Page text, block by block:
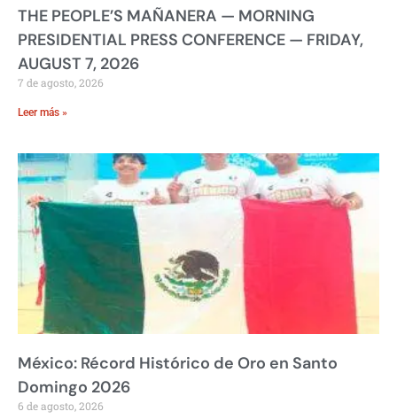
THE PEOPLE’S MAÑANERA — MORNING
PRESIDENTIAL PRESS CONFERENCE — FRIDAY,
AUGUST 7, 2026
7 de agosto, 2026
Leer más »
México: Récord Histórico de Oro en Santo
Domingo 2026
6 de agosto, 2026